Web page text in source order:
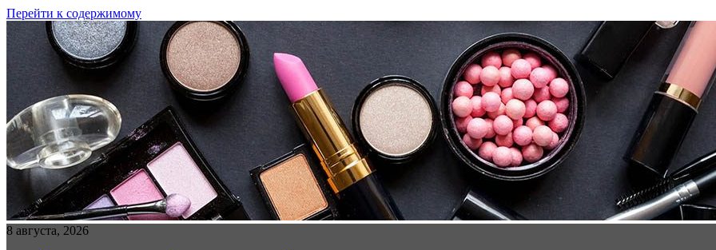
Перейти к содержимому
8 августа, 2026